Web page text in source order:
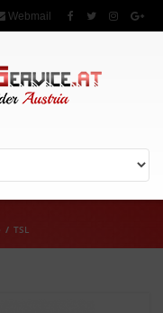
Webmail
/ TSL